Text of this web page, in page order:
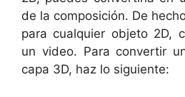
de la composición. De
para cualquier objeto 2D,
un video. Para convertir
capa 3D, haz lo siguiente: